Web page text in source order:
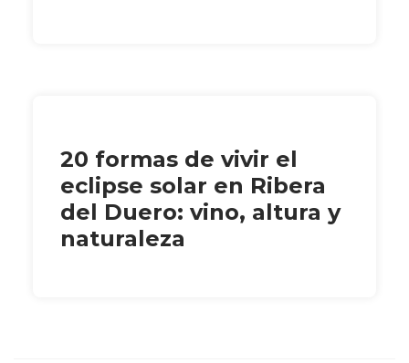
20 formas de vivir el
eclipse solar en Ribera
del Duero: vino, altura y
naturaleza